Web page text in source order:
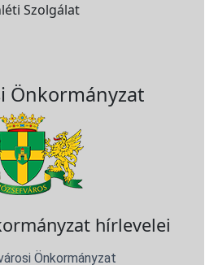
Szolgálat
Önkormányzat
hírlevelei
Önkormányzat